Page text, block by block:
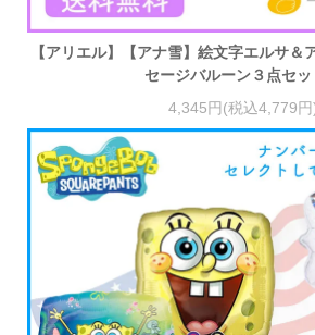
【アリエル】【アナ雪】絵文字エルサ＆
セージバルーン３点セ
4,345円(税込4,779円